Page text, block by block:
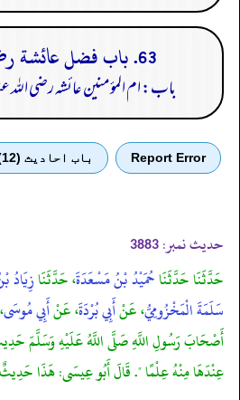
63. باب فضل عائشة رضى الله عنها
باب: ام المؤمنین عائشہ رضی الله
Report Error باب احادیث (12)
حدیث نمبر: 3883
حَدَّثَنَا حَدَّثَنَاحُمَيْدُ بْنُ مَسْعَدَةَ، حَدَّثَنَازِيَادُ
سَلَمَةَ الْمَخْزُومِيُّ، عَنْأَبِي بُرْدَةَ، عَنْأَبِي مُوسَى
أَصْحَابَ رَسُولِ اللَّهِ صَلَّى اللَّهُ عَلَيْهِ وَسَلَّمَ
عِنْدَهَا مِنْهُ عِلْمًا ". قَالَ أَبُو عِيسَى: هَذَا